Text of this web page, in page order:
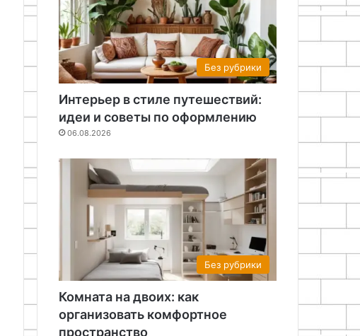
Без рубрики
Интерьер в стиле путешествий:
идеи и советы по оформлению
06.08.2026
Без рубрики
Комната на двоих: как
организовать комфортное
пространство